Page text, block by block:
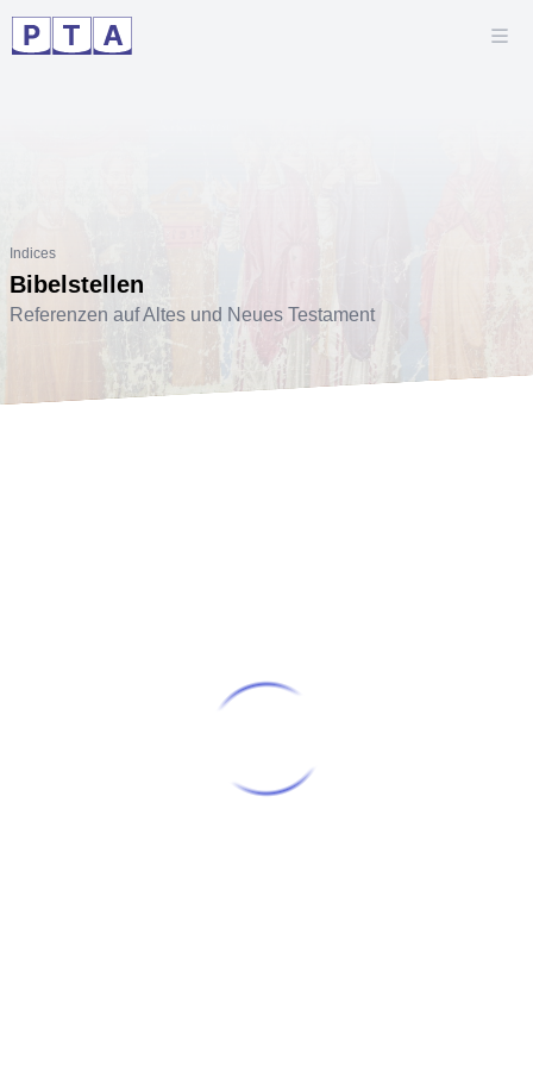
Indices
Bibelstellen
Referenzen auf Altes und Neues Testament